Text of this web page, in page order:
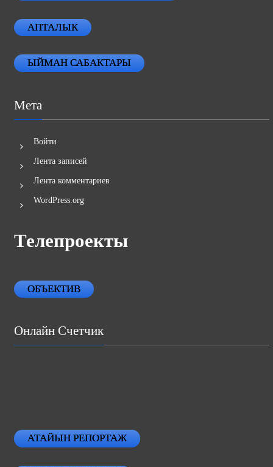
АПТАЛЫК
ЫЙМАН САБАКТАРЫ
Мета
Войти
Лента записей
Лента комментариев
WordPress.org
Телепроекты
ОБЪЕКТИВ
Онлайн Счетчик
АТАЙЫН РЕПОРТАЖ